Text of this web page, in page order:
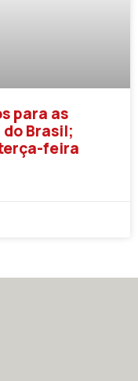
para as
Brasil;
feira